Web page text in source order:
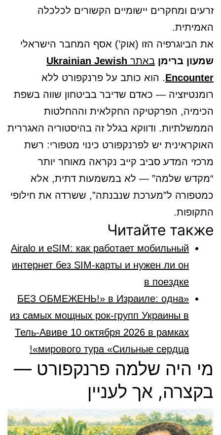
זרעים ומחקרים יישומיים הקשורים לכלכלה
האמיתית.
את הביוגרפיה הזו (אוק’) אסף המחבר הישראלי
שמעון ברימן באתר Ukrainian Jewish
Encounter. הוא כותב על פרנקפורט ללא
רומנטיזציה — כאדם שדיבר בביטחון שווה בשפת
הכימיה, הפרקטיקה החקלאית וההחלטות
הממשלתיות. ודווקא בגלל זה בהיסטוריה האגררית
האוקראינית יש לפרנקפורט כינוי מטפורי: רשת
מרכזי המדע סביב קייב נקראה מאוחר יותר
“מקדש שלמה” — לא במשמעות דתית, אלא
כמטפורה ל”מערכת שנבנתה”, ששרדה את חילופי
התקופות.
Читайте также
Airalo и eSIM: как работает мобильный
интернет без SIM-карты и нужен ли он
в поездке
«БЕЗ ОБМЕЖЕНЬ!» в Израиле: одна
из самых мощных рок-групп Украины в
Тель-Авиве 10 октября 2026 в рамках
мирового тура «Сильные сердца»!
מי היה שלמה פרנקפורט —
בקצרה, אך לעניין